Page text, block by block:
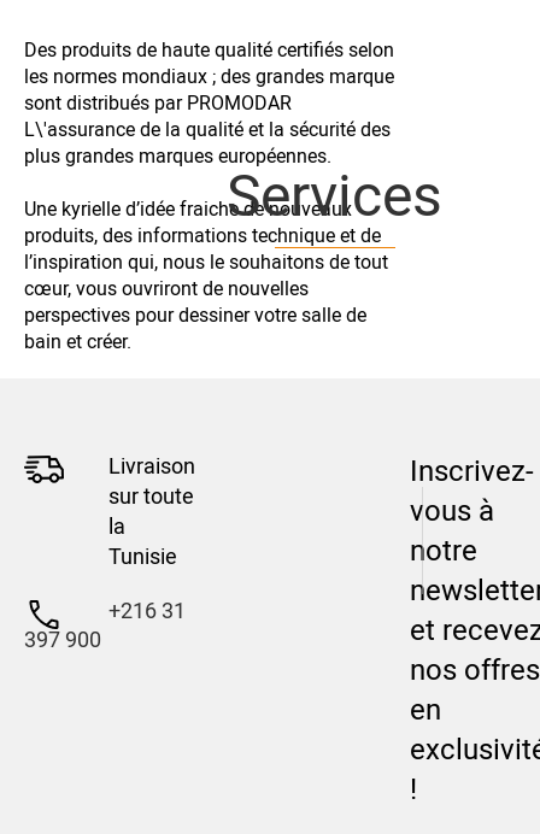
Services
Des produits de haute qualité certifiés selon
les normes mondiaux ; des grandes marque
sont distribués par PROMODAR
L\'assurance de la qualité et la sécurité des
plus grandes marques européennes.
Une kyrielle d’idée fraiche de nouveaux
produits, des informations technique et de
l’inspiration qui, nous le souhaitons de tout
cœur, vous ouvriront de nouvelles
perspectives pour dessiner votre salle de
bain et créer.
Livraison
sur toute
la
Tunisie
+216 31
397 900
Inscrivez-
vous à
notre
et
nos offres
en
!